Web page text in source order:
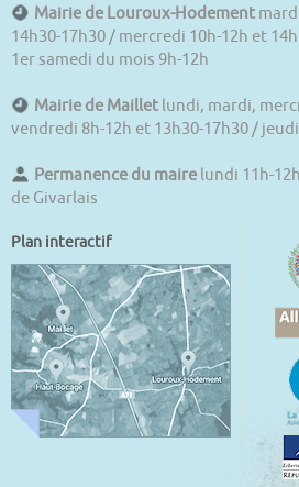
Mairie de Louroux-Hodement
14h30-17h30 / mercredi 10h-12h et
1er samedi du mois 9h-12h
Mairie de Maillet lundi, mardi,
vendredi 8h-12h et 13h30-17h30 /
Permanence du maire lundi 11h-
de Givarlais
Plan interactif